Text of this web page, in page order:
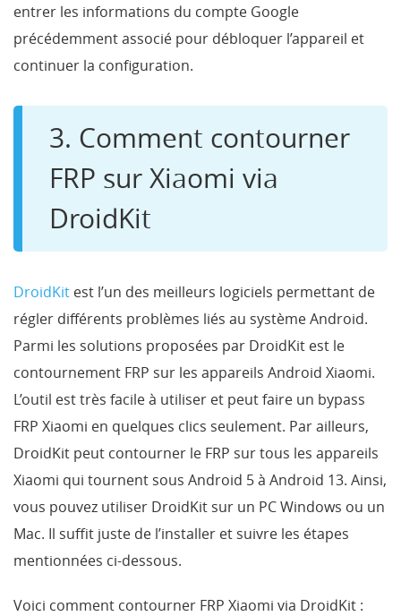
entrer les informations du compte Google
précédemment associé pour débloquer l’appareil et
continuer la configuration.
3. Comment contourner
FRP sur Xiaomi via
DroidKit
DroidKit est l’un des meilleurs logiciels permettant de
régler différents problèmes liés au système Android.
Parmi les solutions proposées par DroidKit est le
contournement FRP sur les appareils Android Xiaomi.
L’outil est très facile à utiliser et peut faire un bypass
FRP Xiaomi en quelques clics seulement. Par ailleurs,
DroidKit peut contourner le FRP sur tous les appareils
Xiaomi qui tournent sous Android 5 à Android 13. Ainsi,
vous pouvez utiliser DroidKit sur un PC Windows ou un
Mac. Il suffit juste de l’installer et suivre les étapes
mentionnées ci-dessous.
Voici comment contourner FRP Xiaomi via DroidKit :